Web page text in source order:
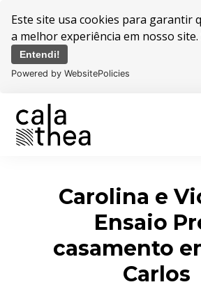
Este site usa cookies para garantir
a melhor experiência em nosso site.
Entendi!
Powered by WebsitePolicies
Carolina e
Ensaio
casamento
Carlos